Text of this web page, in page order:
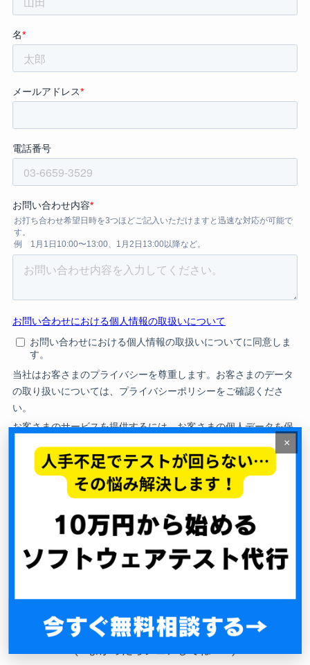
パフォーマンステスト
性能分析・最適化
×